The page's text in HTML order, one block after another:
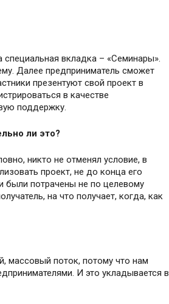
вкладка – «Семинары».
Далее предприниматель сможет
презентуют свой проект в
в качестве
поддержку.
ли это?
никто не отменял условие, в
проект, не до конца его
были потрачены не по целевому
на что получает, когда, как
массовый поток, потому что нам
И это укладывается в